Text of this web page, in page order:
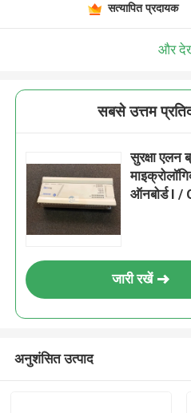
सत्यापित प्रदायक
और
सबसे उत्तम
सुरक्षा
ऑनबोर्ड I /
जारी रखें
अनुशंसित उत्पाद